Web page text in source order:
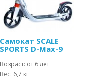
Самокат SCALE
SPORTS D-Max-9
USA белый
Возраст: от 6 лет
Вес: 6,7 кг